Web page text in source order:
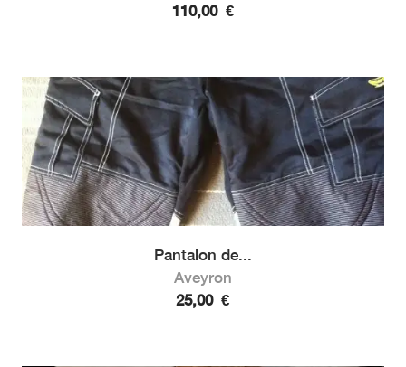
110,00 €
Pantalon de...
Aveyron
25,00 €